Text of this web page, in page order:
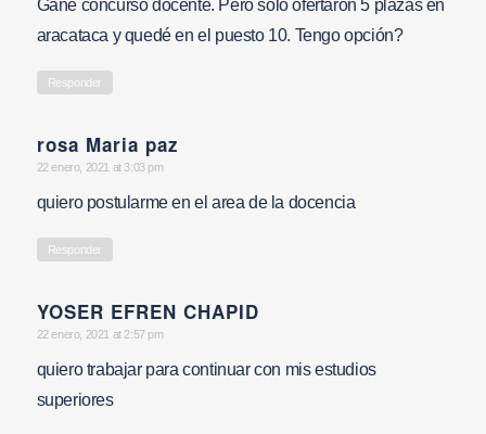
Gané concurso docente. Pero solo ofertaron 5 plazas en
aracataca y quedé en el puesto 10. Tengo opción?
Responder
rosa Maria paz
says:
22 enero, 2021 at 3:03 pm
quiero postularme en el area de la docencia
Responder
YOSER EFREN CHAPID
says:
22 enero, 2021 at 2:57 pm
quiero trabajar para continuar con mis estudios
superiores